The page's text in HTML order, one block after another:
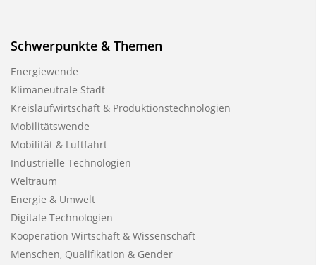
Schwerpunkte & Themen
Energiewende
Klimaneutrale Stadt
Kreislaufwirtschaft & Produktionstechnologien
Mobilitätswende
Mobilität & Luftfahrt
Industrielle Technologien
Weltraum
Energie & Umwelt
Digitale Technologien
Kooperation Wirtschaft & Wissenschaft
Menschen, Qualifikation & Gender